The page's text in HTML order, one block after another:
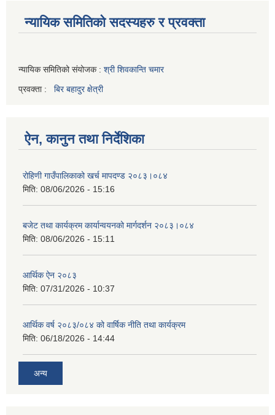
न्यायिक समितिको सदस्यहरु र प्रवक्ता
न्यायिक समितिको संयोजक : श्री शिवकान्ति चमार
प्रवक्ता : बिर बहादुर क्षेत्री
ऐन, कानुन तथा निर्देशिका
रोहिणी गाउँपालिकाको खर्च मापदण्ड २०८३।०८४
मिति: 08/06/2026 - 15:16
बजेट तथा कार्यक्रम कार्यान्वयनको मार्गदर्शन २०८३।०८४
मिति: 08/06/2026 - 15:11
आर्थिक ऐन २०८३
मिति: 07/31/2026 - 10:37
आर्थिक वर्ष २०८३/०८४ को वार्षिक नीति तथा कार्यक्रम
मिति: 06/18/2026 - 14:44
अन्य